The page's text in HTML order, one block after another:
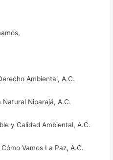
Ambiental, A.C.
Niparajá, A.C.
y Calidad Ambiental, A.C.
Vamos La Paz, A.C.